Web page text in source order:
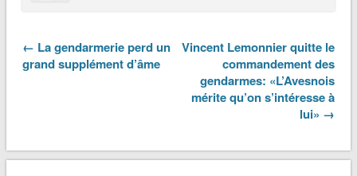
← La gendarmerie perd un
grand supplément d’âme
Vincent Lemonnier quitte le
commandement des
gendarmes: «L’Avesnois
mérite qu’on s’intéresse à
lui» →